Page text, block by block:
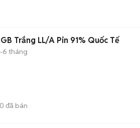
Trắng LL/A Pin 91% Quốc Tế
6 tháng
đã bán